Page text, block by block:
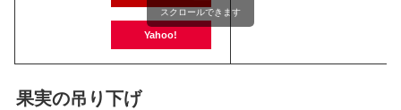
Yahoo!
スクロールできます
果実の吊り下げ